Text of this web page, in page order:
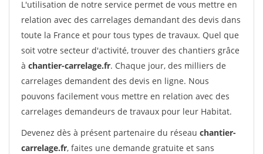
L'utilisation de notre service permet de vous mettre en
relation avec des carrelages demandant des devis dans
toute la France et pour tous types de travaux. Quel que
soit votre secteur d'activité, trouver des chantiers grâce
à chantier-carrelage.fr. Chaque jour, des milliers de
carrelages demandent des devis en ligne. Nous
pouvons facilement vous mettre en relation avec des
carrelages demandeurs de travaux pour leur Habitat.
Devenez dès à présent partenaire du réseau chantier-
carrelage.fr, faites une demande gratuite et sans